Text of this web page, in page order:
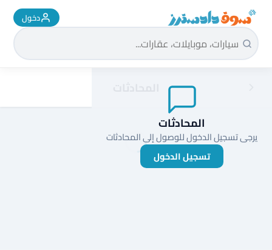
سوق دادسترز الرئيسية دخول
المحادثات
يرجى تسجيل الدخول للوصول إلى المحادثات
تسجيل الدخول